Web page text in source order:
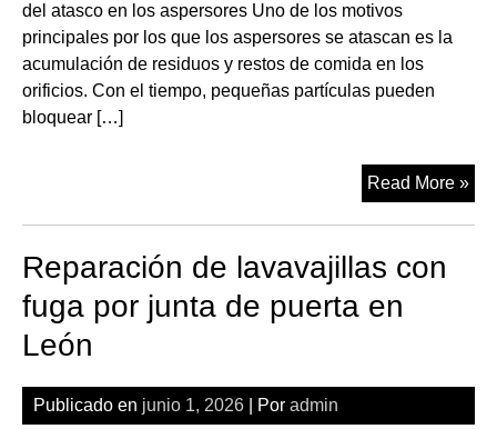
del atasco en los aspersores Uno de los motivos
principales por los que los aspersores se atascan es la
acumulación de residuos y restos de comida en los
orificios. Con el tiempo, pequeñas partículas pueden
bloquear […]
Read More »
de
Reparación de lavavajillas con
fuga por junta de puerta en
León
Publicado en junio 1, 2026 | Por admin